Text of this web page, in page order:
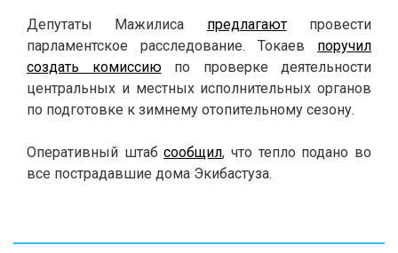
Депутаты Мажилиса предлагают
провести
парламентское расследование. Токаев
поручил
создать комиссию
по проверке деятельности
центральных и местных исполнительных органов
по подготовке к зимнему отопительному сезону.
Оперативный штаб сообщил, что тепло подано во
все пострадавшие дома Экибастуза.